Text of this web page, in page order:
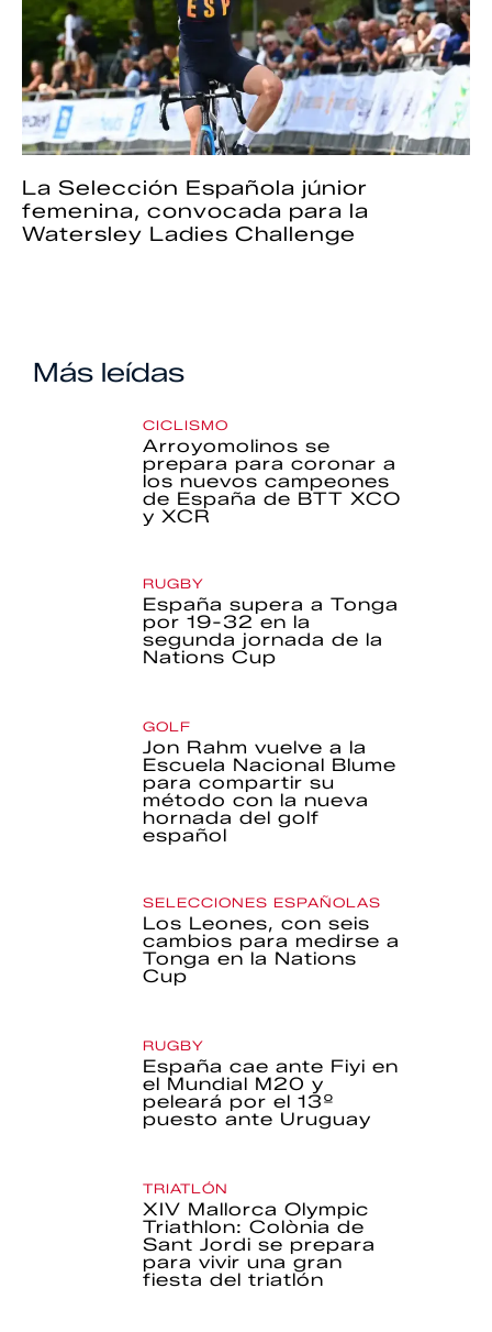
La Selección Española júnior
femenina, convocada para la
Watersley Ladies Challenge
Más leídas
CICLISMO
Arroyomolinos se
prepara para coronar a
los nuevos campeones
de España de BTT XCO
y XCR
RUGBY
España supera a Tonga
por 19-32 en la
segunda jornada de la
Nations Cup
GOLF
Jon Rahm vuelve a la
Escuela Nacional Blume
para compartir su
método con la nueva
hornada del golf
español
SELECCIONES ESPAÑOLAS
Los Leones, con seis
cambios para medirse a
Tonga en la Nations
Cup
RUGBY
España cae ante Fiyi en
el Mundial M20 y
peleará por el 13º
puesto ante Uruguay
TRIATLÓN
XIV Mallorca Olympic
Triathlon: Colònia de
Sant Jordi se prepara
para vivir una gran
fiesta del triatlón